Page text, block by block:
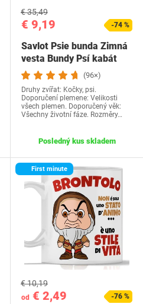
€ 9,19
€ 35,49
-74 %
Savlot Psie bunda Zimná
vesta Bundy Psí kabát
Psí sveter…
(96×)
Druhy zvířat: Kočky, psi.
Doporučení plemene: Velikosti
všech plemen. Doporučený věk:
Všechny životní fáze. Rozměry…
Posledný kus skladem
First minute
od € 2,49
€ 10,19
-76 %